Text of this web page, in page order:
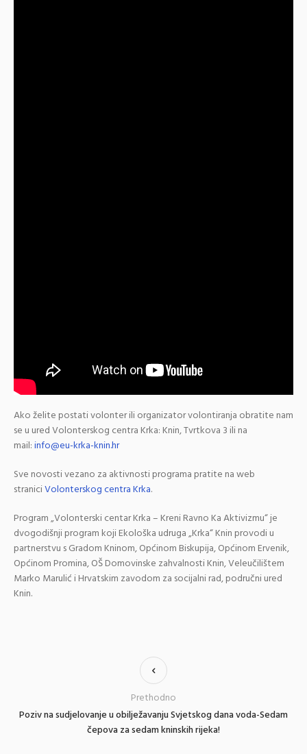
Ako želite postati volonter ili organizator volontiranja obratite nam
se u ured Volonterskog centra Krka: Knin, Tvrtkova 3 ili na
mail:info@eu-krka-knin.hr
Sve novosti vezano za aktivnosti programa pratite na web
straniciVolonterskog centra Krka.
Program „Volonterski centar Krka – Kreni Ravno Ka Aktivizmu“ je
dvogodišnji program koji Ekološka udruga „Krka“ Knin provodi u
partnerstvu s Gradom Kninom, Općinom Biskupija, Općinom Ervenik,
Općinom Promina, OŠ Domovinske zahvalnosti Knin, Veleučilištem
Marko Marulić i Hrvatskim zavodom za socijalni rad, područni ured
Knin.
Poziv na sudjelovanje u obilježavanju Svjetskog dana voda-Sedam
čepova za sedam kninskih rijeka!
Prethodno